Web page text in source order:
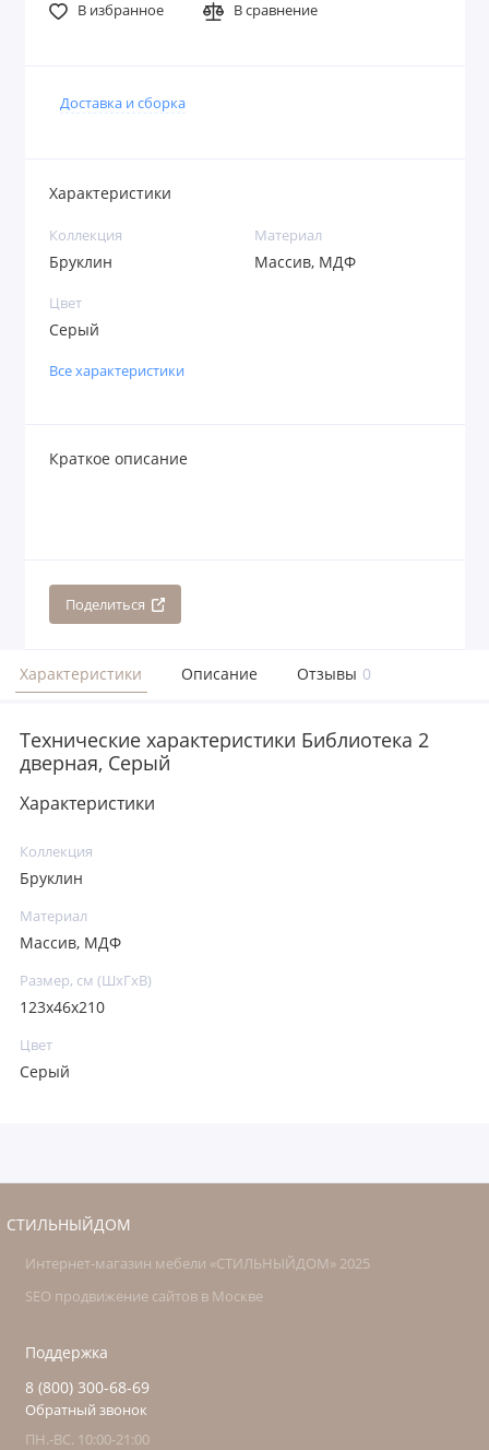
В избранное В сравнение
Доставка и сборка
Характеристики
Коллекция
Бруклин
Материал
Массив, МДФ
Цвет
Серый
Все характеристики
Краткое описание
Поделиться
Характеристики Описание Отзывы 0
Технические характеристики Библиотека 2
дверная, Серый
Характеристики
Коллекция
Бруклин
Материал
Массив, МДФ
Размер, см (ШхГхВ)
123х46х210
Цвет
Серый
СТИЛЬНЫЙДОМ
Интернет-магазин мебели «СТИЛЬНЫЙДОМ» 2025
SEO продвижение сайтов в Москве
Поддержка
8 (800) 300-68-69
Обратный звонок
ПН.-ВС. 10:00-21:00